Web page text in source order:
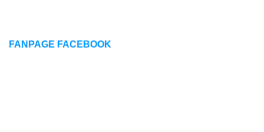
FANPAGE FACEBOOK